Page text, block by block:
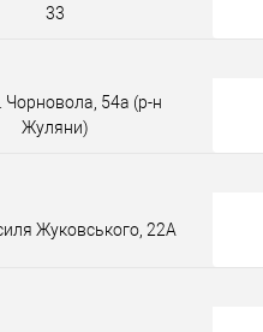
33
Чорновола, 54а (р-н
Жуляни)
Жуковського, 22А